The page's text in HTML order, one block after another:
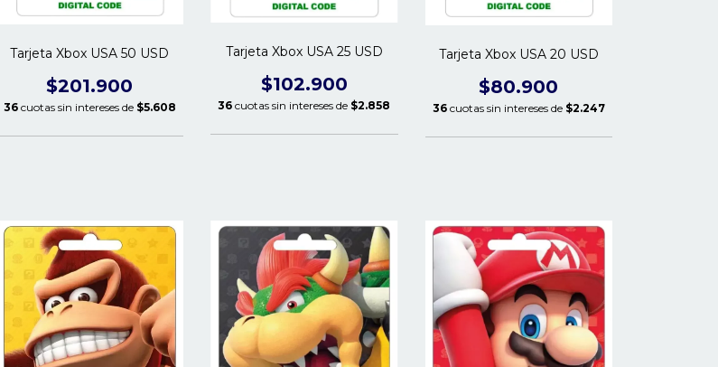
Tarjeta Xbox USA 50 USD
$201.900
36 cuotas sin intereses de $5.608
Tarjeta Xbox USA 25 USD
$102.900
36 cuotas sin intereses de $2.858
Tarjeta Xbox USA 20 USD
$80.900
36 cuotas sin intereses de $2.247